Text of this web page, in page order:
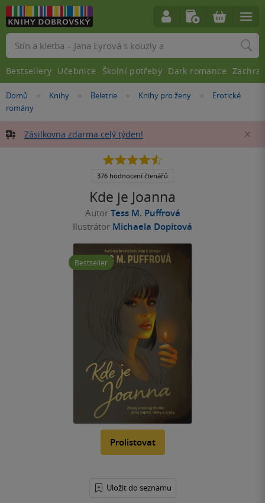
Nacházíte
se
Domů »
Knihy »
Beletrie »
Knihy pro ženy »
Erotické
romány
Zásilkovna zdarma celý týden!
Kde je Joanna
Autor Tess M. Puffrová
Ilustrátor Michaela Dopitová
Bestseller
Prolistovat
Uložit do seznamu
4.5
5
376 hodnocení čtenářů
Vyhledávání
Bestsellery Učebnice Školní potřeby Dark romance